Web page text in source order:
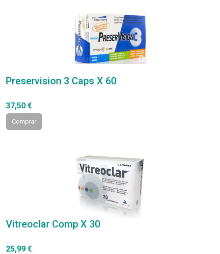
Preservision 3 Caps X 60
37,50 €
Comprar
Vitreoclar Comp X 30
25,99 €